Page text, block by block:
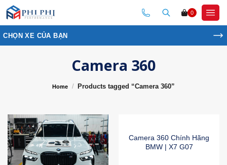
Skip
to
content
0
CHỌN XE CỦA BẠN
Danh mục
Camera 360
Home / Products tagged “Camera 360”
Camera 360 Chính Hãng
BMW | X7 G07